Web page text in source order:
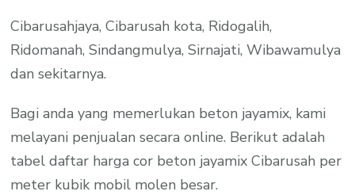
Cibarusahjaya, Cibarusah kota, Ridogalih,
Ridomanah, Sindangmulya, Sirnajati, Wibawamulya
dan sekitarnya.
Bagi anda yang memerlukan beton jayamix, kami
melayani penjualan secara online. Berikut adalah
tabel daftar harga cor beton jayamix Cibarusah per
meter kubik mobil molen besar.